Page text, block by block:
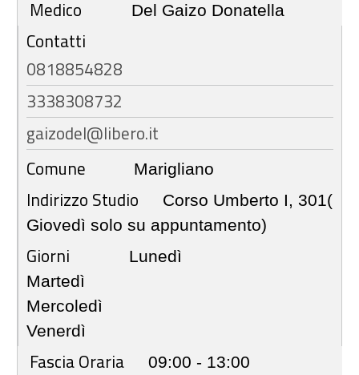
Medico Del Gaizo Donatella
Contatti
0818854828
3338308732
gaizodel@libero.it
Comune
Marigliano
Indirizzo Studio
Corso Umberto I, 301(
Giovedì solo su appuntamento)
Giorni
Lunedì
Martedì
Mercoledì
Venerdì
Fascia Oraria
09:00 - 13:00